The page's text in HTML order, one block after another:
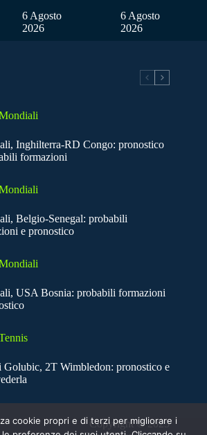
6 Agosto
2026
6 Agosto
2026
Inghilterra-RD Congo: pronostico
formazioni
Belgio-Senegal: probabili
e pronostico
USA Bosnia: probabili formazioni
Golubic, 2T Wimbledon: pronostico e
Copyright © 2025
cookie propri e di terzi per migliorare i